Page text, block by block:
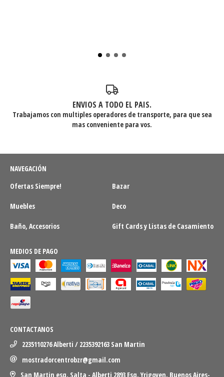
ENVIOS A TODO EL PAIS.
Trabajamos con multiples operadores de transporte, para que sea
mas conveniente para vos.
NAVEGACIÓN
Ofertas Siempre!
Bazar
Muebles Deco
Baño, Accesorios Gift Cards y Listas de Casamiento
MEDIOS DE PAGO
CONTACTANOS
2235110276 Alberti / 2235392163 San Martin
mostradorcentrobzr@gmail.com
San Martin esq. Salta - Alberti 2893 Esq. Yrigoyen, Buenos Aires-